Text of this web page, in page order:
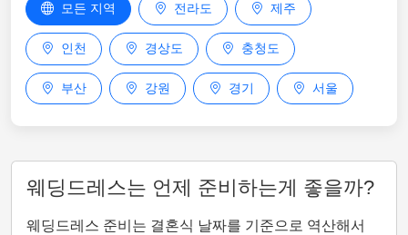
모든 지역 전라도 제주
인천 경상도 충청도
부산 강원 경기 서울
웨딩드레스는 언제 준비하는게 좋을까?
웨딩드레스 준비는 결혼식 날짜를 기준으로 역산해서